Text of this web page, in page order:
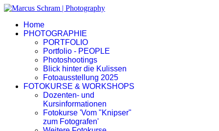
Home
PHOTOGRAPHIE
PORTFOLIO
Portfolio - PEOPLE
Photoshootings
Blick hinter die Kulissen
Fotoausstellung 2025
FOTOKURSE & WORKSHOPS
Dozenten- und
Kursinformationen
Fotokurse 'Vom "Knipser"
zum Fotografen'